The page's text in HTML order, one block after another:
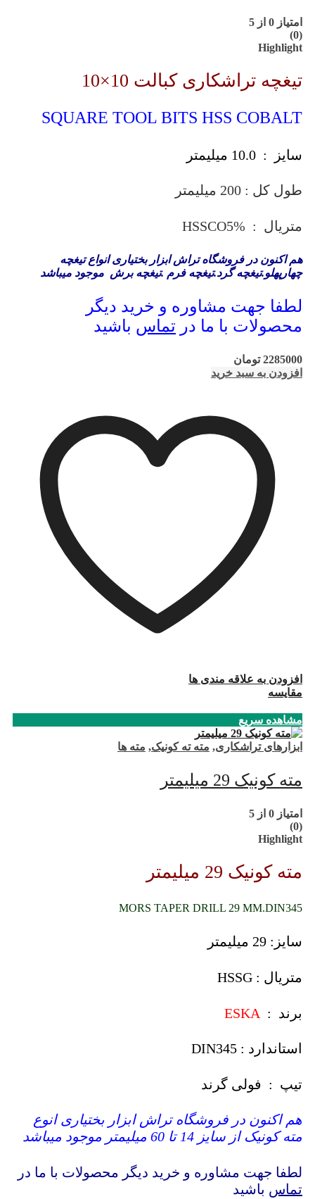
امتیاز 0 از 5
(0)
Highlight
تیغچه تراشکاری کبالت 10×10
SQUARE TOOL BITS HSS COBALT
سایز : 10.0 میلیمتر
طول کل : 200 میلیمتر
متریال : HSSCO5%
هم اکنون در فروشگاه تراش ابزار بختیاری انواع تیغچه
چهارپهلو.تیغچه گرد.تیغچه فرم .تیغچه برش موجود میباشد
لطفا جهت مشاوره و خرید دیگر
محصولات با ما در تماس باشید
2285000 تومان
افزودن به سبد خرید
افزودن به علاقه مندی ها
مقایسه
مشاهده سریع
ابزارهای تراشکاری, مته ته کونیک, مته ها
مته کونیک 29 میلیمتر
امتیاز 0 از 5
(0)
Highlight
مته کونیک 29 میلیمتر
MORS TAPER DRILL 29 MM.DIN345
سایز: 29 میلیمتر
متریال : HSSG
برند : ESKA
استاندارد : DIN345
تیپ : فولی گرند
هم اکنون در فروشگاه تراش ابزار بختیاری انوع
مته کونیک از سایز 14 تا 60 میلیمتر موجود میباشد
لطفا جهت مشاوره و خرید دیگر محصولات با ما در
تماس باشید